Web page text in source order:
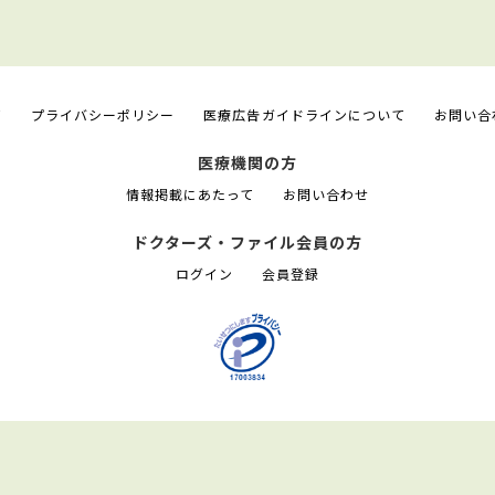
プライバシーポリシー 医療広告ガイドラインについて お問い合
医療機関の方
情報掲載にあたって お問い合わせ
ドクターズ・ファイル会員の方
ログイン 会員登録